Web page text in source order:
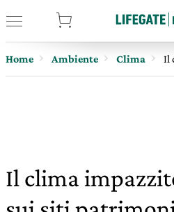
Home Ambiente Clima Il
Il clima